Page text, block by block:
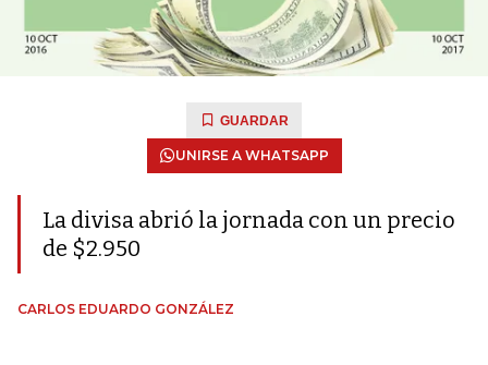
GUARDAR
UNIRSE A WHATSAPP
La divisa abrió la jornada con un precio
de $2.950
CARLOS EDUARDO GONZÁLEZ